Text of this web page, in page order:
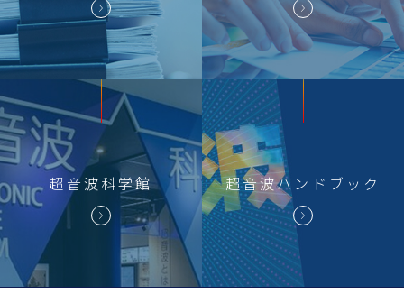
超音波科学館 超音波ハンドブック